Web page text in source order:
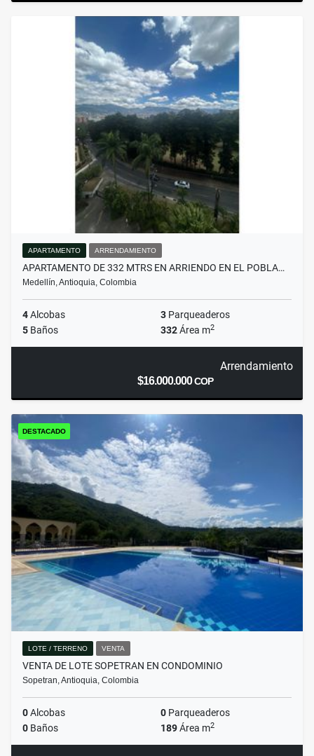
APARTAMENTO ARRENDAMIENTO
APARTAMENTO DE 332 MTRS EN ARRIENDO EN EL POBLA…
Medellín, Antioquia, Colombia
4Alcobas 3 Parqueaderos
5 Baños 332Área m2
Arrendamiento
$16.000.000COP
DESTACADO
LOTE / TERRENO VENTA
VENTA DE LOTE SOPETRAN EN CONDOMINIO
Sopetran, Antioquia, Colombia
0Alcobas 0 Parqueaderos
0 Baños 189Área m2